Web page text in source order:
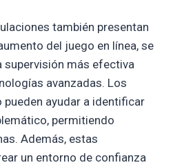
también presentan
del juego en línea, se
supervisión más efectiva
avanzadas. Los
ayudar a identificar
permitiendo
Además, estas
un entorno de confianza